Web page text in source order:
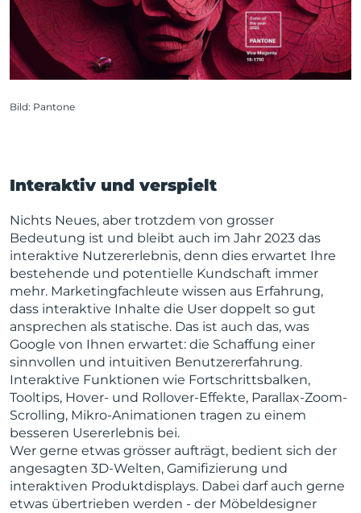
Bild: Pantone
Interaktiv und verspielt
Nichts Neues, aber trotzdem von grosser
Bedeutung ist und bleibt auch im Jahr 2023 das
interaktive Nutzererlebnis, denn dies erwartet Ihre
bestehende und potentielle Kundschaft immer
mehr. Marketingfachleute wissen aus Erfahrung,
dass interaktive Inhalte die User doppelt so gut
ansprechen als statische. Das ist auch das, was
Google von Ihnen erwartet: die Schaffung einer
sinnvollen und intuitiven Benutzererfahrung.
Interaktive Funktionen wie Fortschrittsbalken,
Tooltips, Hover- und Rollover-Effekte, Parallax-Zoom-
Scrolling, Mikro-Animationen tragen zu einem
besseren Usererlebnis bei.
Wer gerne etwas grösser aufträgt, bedient sich der
angesagten 3D-Welten, Gamifizierung und
interaktiven Produktdisplays. Dabei darf auch gerne
etwas übertrieben werden - der Möbeldesigner